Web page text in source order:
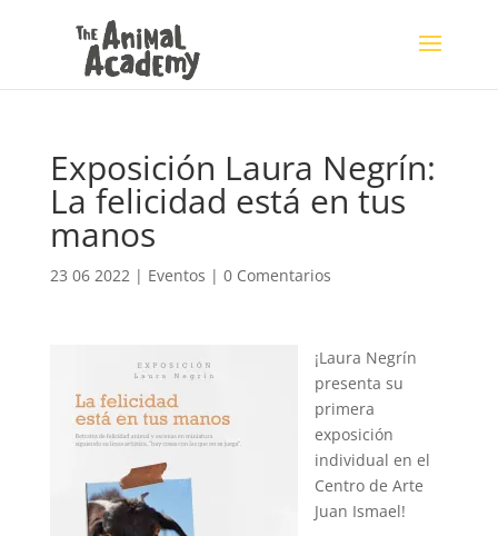
Exposición Laura Negrín:
La felicidad está en tus
manos
23 06 2022| Eventos | 0 Comentarios
¡Laura Negrín
presenta su
primera
exposición
individual en el
Centro de Arte
Juan Ismael!